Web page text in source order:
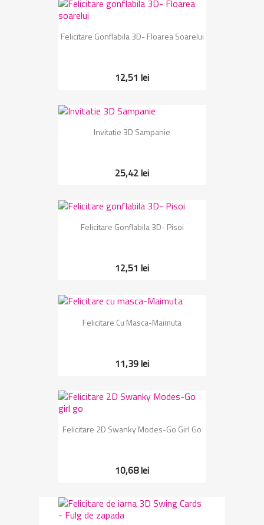
Felicitare Gonflabila 3D- Floarea Soarelui
12,51 lei
Invitatie 3D Sampanie
25,42 lei
Felicitare Gonflabila 3D- Pisoi
12,51 lei
Felicitare Cu Masca-Maimuta
11,39 lei
Felicitare 2D Swanky Modes-Go Girl Go
10,68 lei